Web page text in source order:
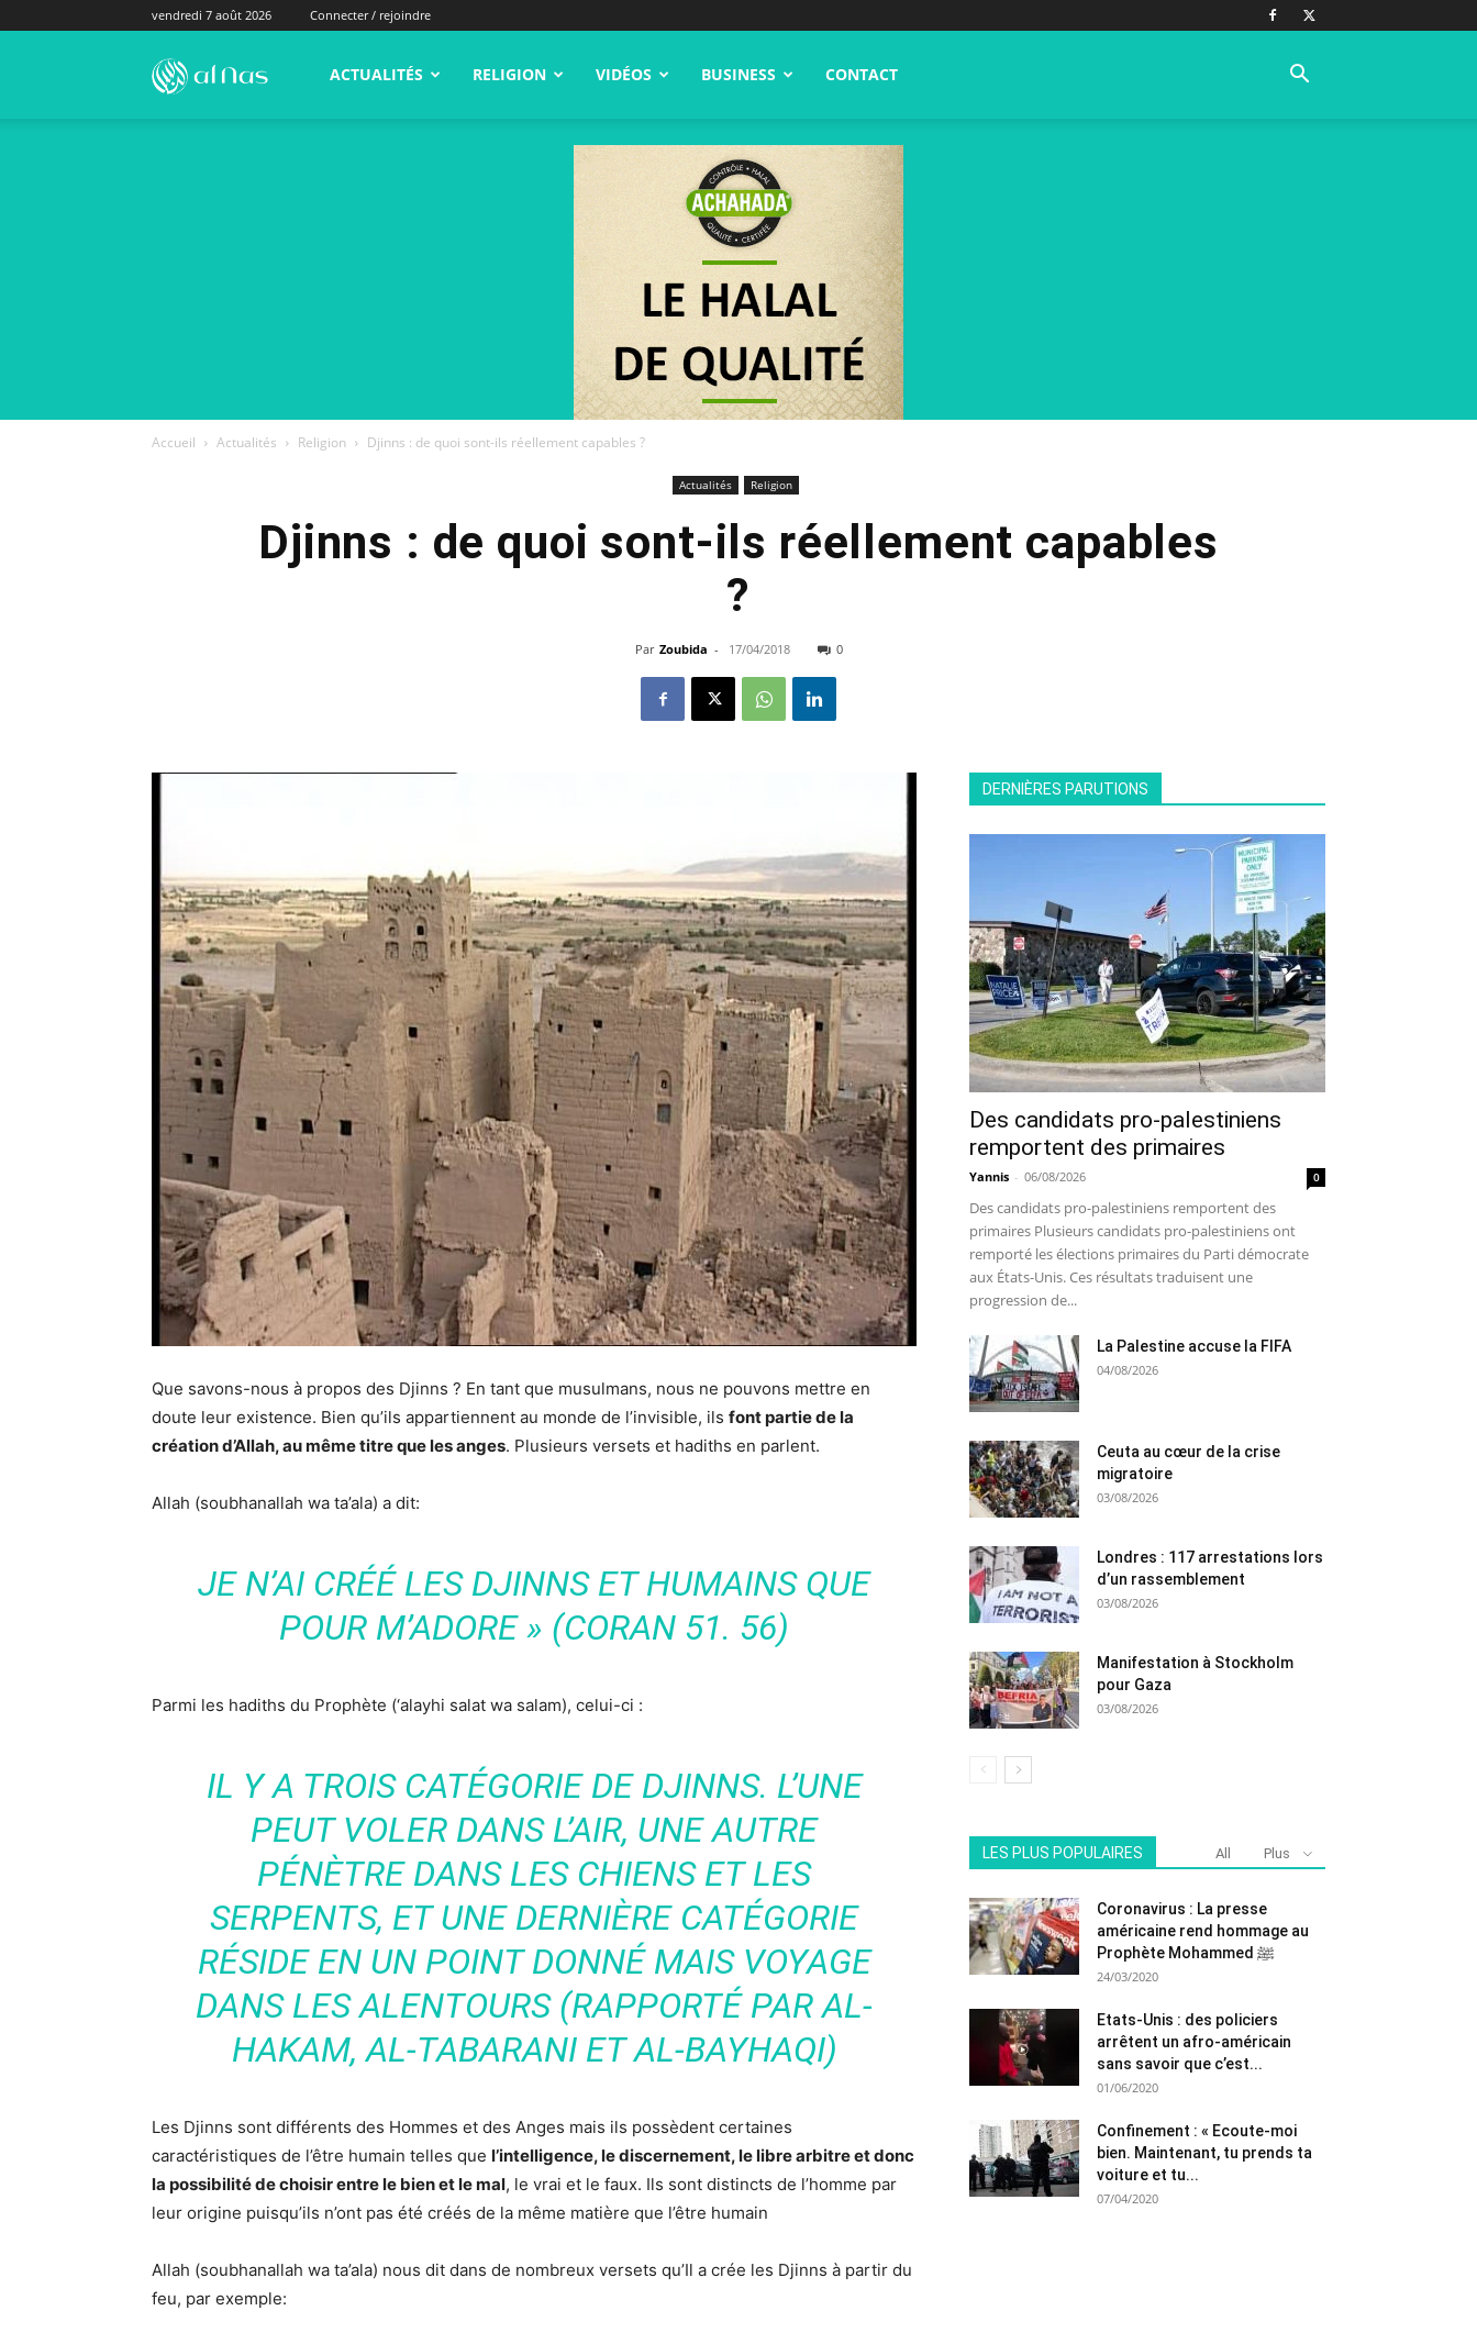
vendredi 7 août 2026 Connecter / rejoindre
alNas.fr ACTUALITÉS RELIGION VIDÉOS BUSINESS CONTACT
Accueil Actualités Religion Djinns : de quoi sont-ils réellement capables ?
Actualités Religion
Djinns : de quoi sont-ils réellement capables
?
Par Zoubida - 17/04/2018 0
Que savons-nous à propos des Djinns ? En tant que musulmans, nous ne pouvons mettre en
doute leur existence. Bien qu’ils appartiennent au monde de l’invisible, ils font partie de la
création d’Allah, au même titre que les anges. Plusieurs versets et hadiths en parlent.
Allah (soubhanallah wa ta’ala) a dit:
JE N’AI CRÉÉ LES DJINNS ET HUMAINS QUE
POUR M’ADORE » (CORAN 51. 56)
Parmi les hadiths du Prophète (‘alayhi salat wa salam), celui-ci :
IL Y A TROIS CATÉGORIE DE DJINNS. L’UNE
PEUT VOLER DANS L’AIR, UNE AUTRE
PÉNÈTRE DANS LES CHIENS ET LES
SERPENTS, ET UNE DERNIÈRE CATÉGORIE
RÉSIDE EN UN POINT DONNÉ MAIS VOYAGE
DANS LES ALENTOURS (RAPPORTÉ PAR AL-
HAKAM, AL-TABARANI ET AL-BAYHAQI)
Les Djinns sont différents des Hommes et des Anges mais ils possèdent certaines
caractéristiques de l’être humain telles que l’intelligence, le discernement, le libre arbitre et donc
la possibilité de choisir entre le bien et le mal, le vrai et le faux. Ils sont distincts de l’homme par
leur origine puisqu’ils n’ont pas été créés de la même matière que l’être humain
Allah (soubhanallah wa ta’ala) nous dit dans de nombreux versets qu’Il a crée les Djinns à partir du
feu, par exemple:
DERNIÈRES PARUTIONS
Des candidats pro-palestiniens
remportent des primaires
Yannis - 06/08/2026 0
Des candidats pro-palestiniens remportent des
primaires Plusieurs candidats pro-palestiniens ont
remporté les élections primaires du Parti démocrate
aux États-Unis. Ces résultats traduisent une
progression de...
La Palestine accuse la FIFA
04/08/2026
Ceuta au cœur de la crise
migratoire
03/08/2026
Londres : 117 arrestations lors
d’un rassemblement
03/08/2026
Manifestation à Stockholm
pour Gaza
03/08/2026
LES PLUS POPULAIRES All Plus
Coronavirus : La presse
américaine rend hommage au
Prophète Mohammed ﷺ
24/03/2020
Etats-Unis : des policiers
arrêtent un afro-américain
sans savoir que c’est...
01/06/2020
Confinement : « Ecoute-moi
bien. Maintenant, tu prends ta
voiture et tu...
07/04/2020